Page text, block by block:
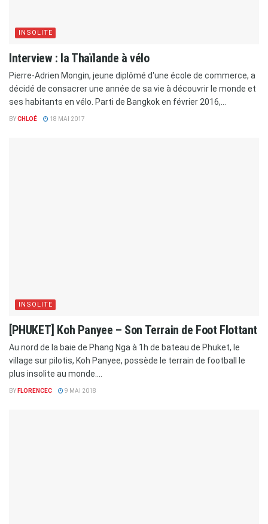
INSOLITE
Interview : la Thaïlande à vélo
Pierre-Adrien Mongin, jeune diplômé d'une école de commerce, a
décidé de consacrer une année de sa vie à découvrir le monde et
ses habitants en vélo. Parti de Bangkok en février 2016,...
BYCHLOÉ 18 MAI 2017
INSOLITE
[PHUKET] Koh Panyee – Son Terrain de Foot Flottant
Au nord de la baie de Phang Nga à 1h de bateau de Phuket, le
village sur pilotis, Koh Panyee, possède le terrain de football le
plus insolite au monde....
BY FLORENCEC 9 MAI 2018